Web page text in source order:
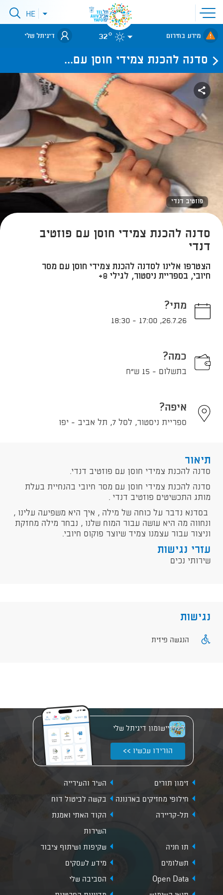
פתיחת
תפריט
אתר
לאתר עיריית
תל-אביב
פתיחתHE
מידע בחירום 32° דיגיתל שלי
סדנה להכנת צמידי חוסן עם...
פוזטיב דנדי
סדנה להכנת צמידי חוסן עם פוזטיב
דנדי
הצטרפו אלינו לסדנה להכנת צמידי חוסן עם מסר
חיובי, בספריית ניסטור, לגילי 8+
מתי?
26.7.26
,
17:00
-
18:30
כמה?
בתשלום - 15 ש"ח
איפה?
ספריית ניסטור, לסל 7, תל אביב - יפו
תיאור
סדנה להכנת צמידי חוסן עם פוזטיב דנדי.
סדנה להכנת צמידי חוסן עם מסר חיובי בהנחיית בעלת
מותג התכשיטים פוזטיב דנדי .
בסדנא נדבר על כוחה של מילה , איך היא משפיעה עלינו ,
ונחווה מה היא עושה עבור המוח שלנו , נבחר מילה מחזקת
וניצור עבור עצמנו צמיד שיוצר פוקוס חיובי.
עזרי נגישות
שירותי נכים
נגישות
הנגשה פיזית
יישומון דיגיתל שלי
הורידו עכשיו >>
זימון תורים
העיר והעירייה
חילופי מחזיקים בארנונה
בקשה לביטול דוח
תל-קריירה
הקוד האתי ואמנת
השירות
תו חניה
שקיפות ושיתוף ציבור
תשלומים
מידע לעסקים
Open Data
הסביבה שלי